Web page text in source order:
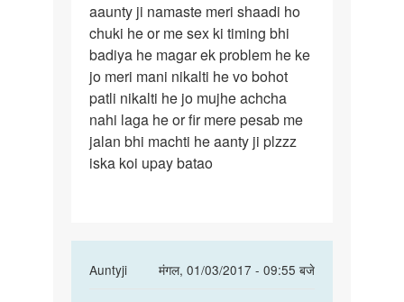
aaunty
ji
namaste
meri
shaadi
aaunty ji namaste meri shaadi ho
chuki he or me sex ki timing bhi
badiya he magar ek problem he ke
jo meri mani nikalti he vo bohot
patli nikalti he jo mujhe achcha
nahi laga he or fir mere pesab me
jalan bhi machti he aanty ji plzzz
iska koi upay batao
Auntyji
मंगल, 01/03/2017 - 09:55 बजे
In